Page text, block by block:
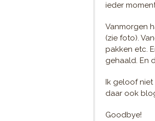
ieder
Vanmorgen
(zie foto).
pakken etc.
gehaald. En
Ik geloof niet
daar ook
Goodbye!